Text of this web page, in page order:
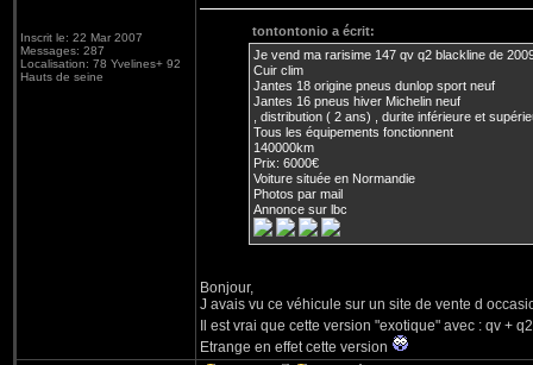
Inscrit le: 22 Mar 2007
Messages: 287
Localisation: 78 Yvelines+ 92
Hauts de seine
tontontonio a écrit:
Je vend ma rarisime 147 qv q2 blackline de
Cuir clim
Jantes 18 origine pneus dunlop sport neuf
Jantes 16 pneus hiver Michelin neuf
, distribution ( 2 ans) , durite inférieure et
Tous les équipements fonctionnent
140000km
Prix: 6000€
Voiture située en Normandie
Photos par mail
Annonce sur lbc
Bonjour,
J avais vu ce véhicule sur un site de vente d
Il est vrai que cette version "exotique" avec : qv +
Etrange en effet cette version